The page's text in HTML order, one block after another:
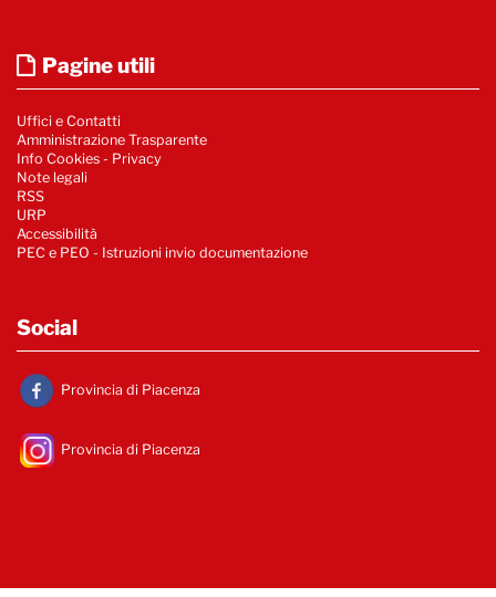
Pagine utili
Uffici e Contatti
Amministrazione Trasparente
Info Cookies - Privacy
Note legali
RSS
URP
Accessibilità
PEC e PEO - Istruzioni invio documentazione
Social
Provincia di Piacenza
Provincia di Piacenza